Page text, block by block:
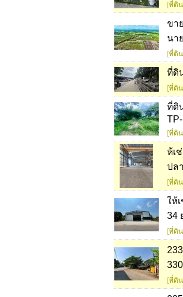
[ที่ดิ
ขา
นา
[ที่ดิ
ที่ดิ
[ที่ดิ
ที่ดิ
[ที่ดิ
ห้เ
ปล
[ที่ดิ
ให้
34
[ที่ดิ
[ที่ดิ